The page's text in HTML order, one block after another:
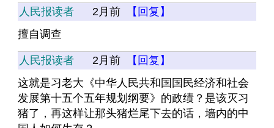
人民报读者 2月前
【回复】
擅自调查
人民报读者 2月前
【回复】
这就是习老大《中华人民共和国国民经济和社会
发展第十五个五年规划纲要》的政绩？是该灭习
猪了，再这样让那头猪烂尾下去的话，墙内的中